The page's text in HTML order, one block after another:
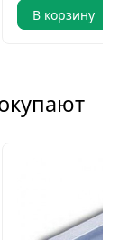
В корзину